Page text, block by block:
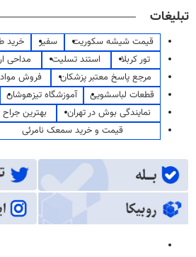
تبلیغات
قیمت شیشه سکوریت سفیر خرید
تور کربلا
استند تسلیت مداحی
مرجع پاسخ معتبر پزشکان
فروش
قطعات لباسشویی
آموزشگاه تیزهوشان
نمایندگی بوش در تهران
بهترین جراح
قیمت و خرید سمعک نامرئی